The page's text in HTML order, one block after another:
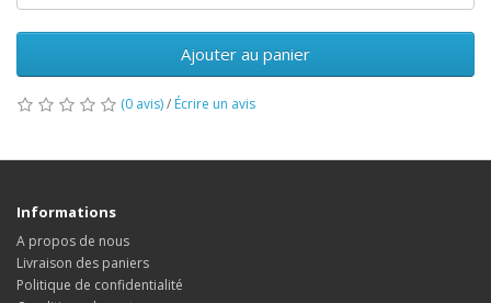
Ajouter au panier
(0 avis)/ Écrire un avis
Informations
A propos de nous
Livraison des paniers
Politique de confidentialité